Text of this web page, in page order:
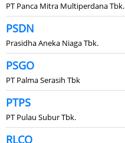
PT Panca Mitra Multiperdana Tbk.
PSDN
Prasidha Aneka Niaga Tbk.
PSGO
PT Palma Serasih Tbk
PTPS
PT Pulau Subur Tbk.
RLCO